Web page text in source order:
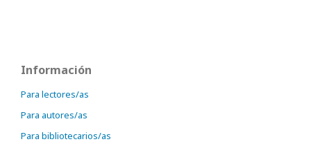
Información
Para lectores/as
Para autores/as
Para bibliotecarios/as